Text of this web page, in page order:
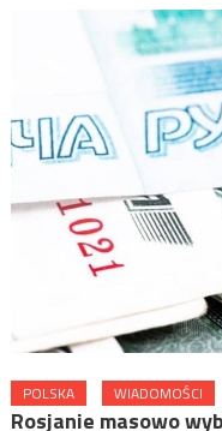
POLSKA WIADOMOŚCI
Rosjanie masowo